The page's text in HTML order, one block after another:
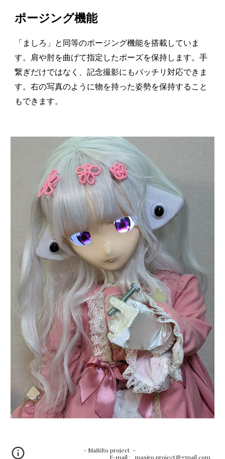
ポージング機能
「ましろ」と同等のポージング機能を搭載していま
す。肩や肘を曲げて指定したポーズを保持します。手
繋ぎだけではなく、記念撮影にもバッチリ対応できま
す。右の写真のように物を持った姿勢を保持すること
もできます。
- MaSiRo project -
E-mail : masiro.project＠gmail.com